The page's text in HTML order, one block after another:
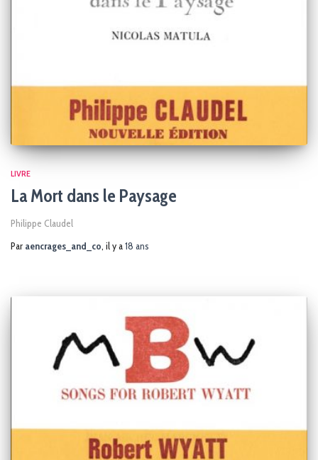
LIVRE
La Mort dans le Paysage
Philippe Claudel
Par aencrages_and_co, il y a18 ans